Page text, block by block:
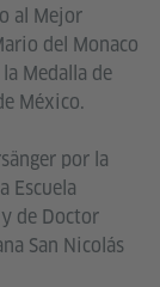
al Mejor
del Monaco
Medalla de
México.
por la
Escuela
de Doctor
San Nicolás